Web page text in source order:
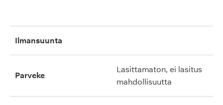
ilmansuunta
parveke
lasittamaton, ei lasitus
mahdollisuutta